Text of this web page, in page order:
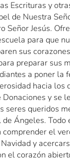
Escrituras y
de Nuestra
Señor Jesús.
para que
sus
preparar sus
a poner la
hacia los
y se
seres queridos
Ángeles. Todo
comprender el
y
el corazón